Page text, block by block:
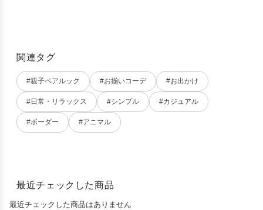
関連タグ
#親子ペアルック #お揃いコーデ #お出かけ
#日常・リラックス #シンプル #カジュアル
#ボーダー #アニマル
最近チェックした商品
最近チェックした商品はありません